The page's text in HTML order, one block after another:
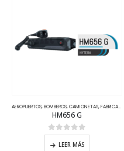
AEROPUERTOS,BOMBEROS,CAMIONETAS,FABRICAS GRANDES
HM656 G
0out of 5
LEER MÁS